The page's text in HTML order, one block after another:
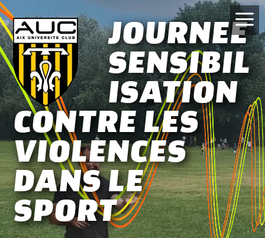
a
JOURNEE
SENSIBIL
ISATION
CONTRE LES
VIOLENCES
DANS LE
SPORT